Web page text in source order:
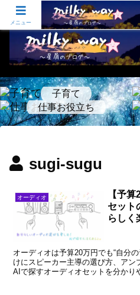
sugi-sugu夫婦のふたりごと オーディ
子育て
仕事お役立ち
sugi-sugu
オーディオ
【予
セット
らしく
オーディオは予算20万円でも“自分
けにスピーカー主導の選び方、アン
AIで探すオーディオセットを分かり
メニュー